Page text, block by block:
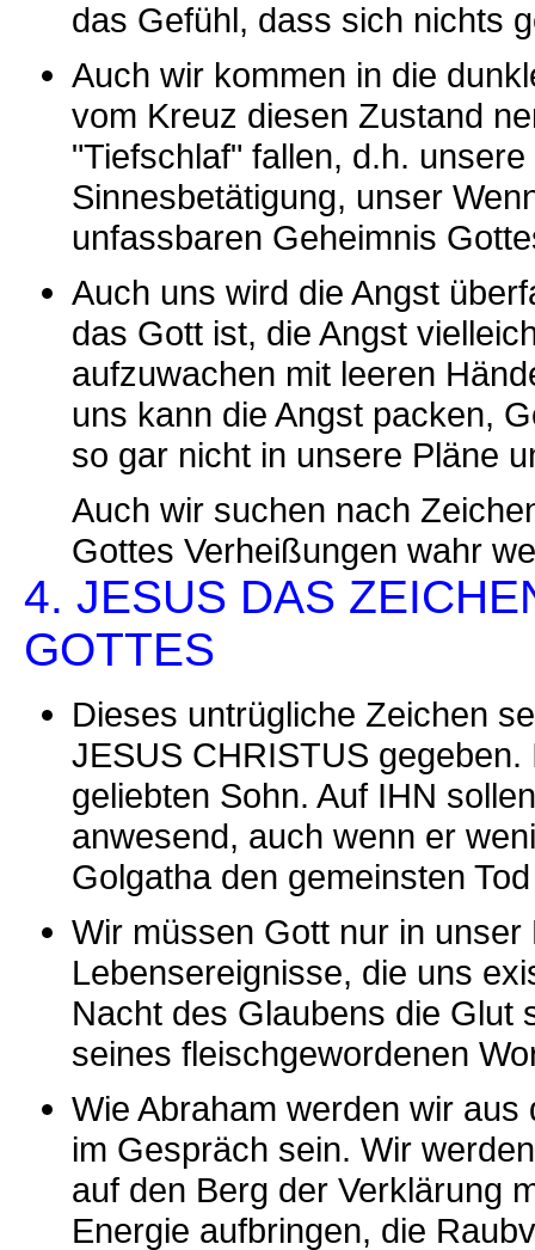
das Gefühl, dass sich nichts
Auch wir kommen in die
vom Kreuz diesen Zustand
"Tiefschlaf" fallen, d.h.
Sinnesbetätigung, unser
unfassbaren Geheimnis
Auch uns wird die Angst
das Gott ist, die Angst
aufzuwachen mit leeren
uns kann die Angst packen,
so gar nicht in unsere Pläne
Auch wir suchen nach
Gottes Verheißungen wahr
4. JESUS DAS
GOTTES
Dieses untrügliche Zeichen
JESUS CHRISTUS
geliebten Sohn. Auf IHN
anwesend, auch wenn er
Golgatha den gemeinsten
Wir müssen Gott nur in
Lebensereignisse, die uns
Nacht des Glaubens die Glut
seines fleischgewordenen
Wie Abraham werden wir
im Gespräch sein. Wir
auf den Berg der Verklärung
Energie aufbringen, die